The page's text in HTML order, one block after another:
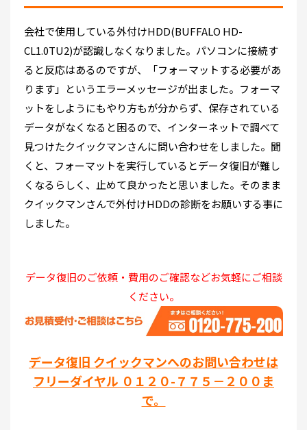
会社で使用している外付けHDD(BUFFALO HD-
CL1.0TU2)が認識しなくなりました。パソコンに接続す
ると反応はあるのですが、「フォーマットする必要があ
ります」というエラーメッセージが出ました。フォーマ
ットをしようにもやり方もが分からず、保存されている
データがなくなると困るので、インターネットで調べて
見つけたクイックマンさんに問い合わせをしました。聞
くと、フォーマットを実行しているとデータ復旧が難し
くなるらしく、止めて良かったと思いました。そのまま
クイックマンさんで外付けHDDの診断をお願いする事に
しました。
データ復旧のご依頼・費用のご確認などお気軽にご相談
ください。
データ復旧 クイックマンへのお問い合わせは
フリーダイヤル ０１２０-７７５－２００ま
で。